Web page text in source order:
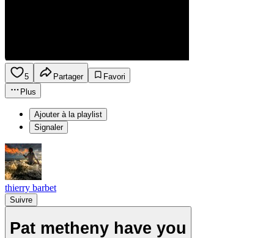
5 Partager
Favori
Plus
Ajouter à la playlist
Signaler
thierry barbet
Suivre
Pat metheny have you